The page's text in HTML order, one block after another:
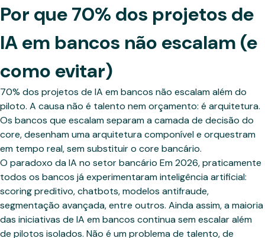
Por que 70% dos projetos de
IA em bancos não escalam (e
como evitar)
70% dos projetos de IA em bancos não escalam além do
piloto. A causa não é talento nem orçamento: é arquitetura.
Os bancos que escalam separam a camada de decisão do
core, desenham uma arquitetura componível e orquestram
em tempo real, sem substituir o core bancário.
O paradoxo da IA no setor bancário Em 2026, praticamente
todos os bancos já experimentaram inteligência artificial:
scoring preditivo, chatbots, modelos antifraude,
segmentação avançada, entre outros. Ainda assim, a maioria
das iniciativas de IA em bancos continua sem escalar além
de pilotos isolados. Não é um problema de talento, de